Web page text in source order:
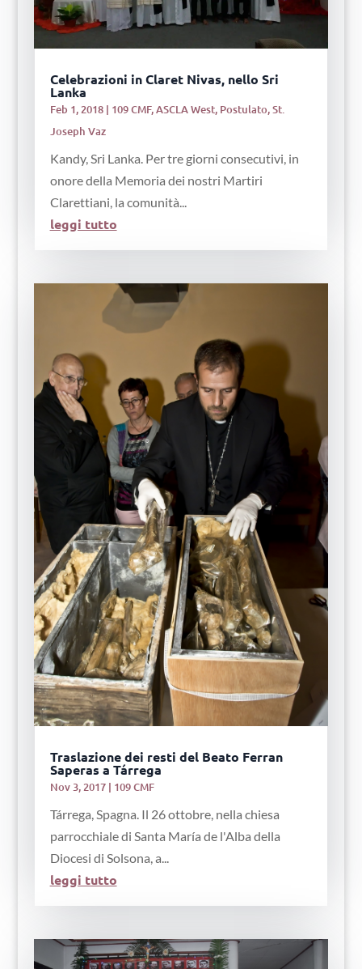
Celebrazioni in Claret Nivas, nello Sri
Lanka
Feb 1, 2018| 109 CMF,ASCLA West, Postulato,St.
Joseph Vaz
Kandy, Sri Lanka. Per tre giorni consecutivi, in
onore della Memoria dei nostri Martiri
Clarettiani, la comunità...
leggi tutto
Traslazione dei resti del Beato Ferran
Saperas a Tárrega
Nov 3, 2017| 109 CMF
Tárrega, Spagna. Il 26 ottobre, nella chiesa
parrocchiale di Santa María de l'Alba della
Diocesi di Solsona, a...
leggi tutto